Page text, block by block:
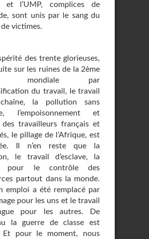
et l’UMP, complices de
sont unis par le sang du
victimes.
des trente glorieuses,
sur les ruines de la 2ème
mondiale par
du travail, le travail
la pollution sans
l’empoisonnement et
des travailleurs français et
le pillage de l’Afrique, est
Il n’en reste que la
le travail d’esclave, la
pour le contrôle des
partout dans la monde.
emploi a été remplacé par
pour les uns et le travail
pour les autres. De
la guerre de classe est
Et pour le moment, nous